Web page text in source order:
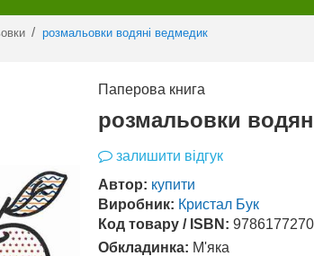
/ розмальовки водяні ведмедик
Previous
Паперова книга
розмальовки
залишити відгук
Автор: купити
Виробник: Кристал Бук
Код товару / ISBN:
Обкладинка: М'яка